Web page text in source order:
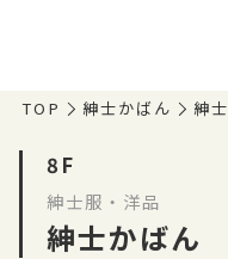
TOP 紳士かばん 紳
8F
紳士服・洋品
紳士かばん